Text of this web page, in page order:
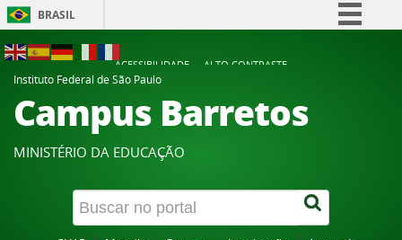
BRASIL
Participe
Acesso à informação
Canais
ACESSIBILIDADE
ALTO CONTRASTE
Instituto Federal de São Paulo
Campus Barretos
MINISTÉRIO DA EDUCAÇÃO